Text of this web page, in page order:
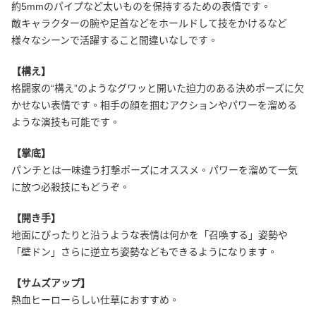
約5mmのパイプなど太いものを保持するための表情です。
敵キャラクターの腕や足首などをホールドして技をかけるなど
様々なシーンで活躍すること間違いなしです。
【構え】
格闘家の“構え”のようなグワッと開いた迫力のある決めポーズに欠
かせない表情です。相手の顔を掴むアクションやパワーを溜める
ような演技も可能です。
【掌底】
パンチとは一味違う打撃ポーズにオススメ。パワーを溜めて一気
に放つ必殺技にもどうぞ。
【開き手】
地面にぴったりと沿うような表情は何かを「召喚する」姿勢や
「壁ドン」さらに逆立ち姿勢などもできるようになります。
【サムズアップ】
熱血ヒーローらしい仕草におすすめ。